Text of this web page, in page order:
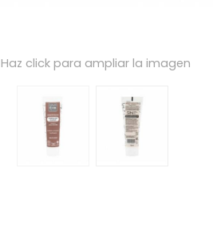
Haz click para ampliar la imagen